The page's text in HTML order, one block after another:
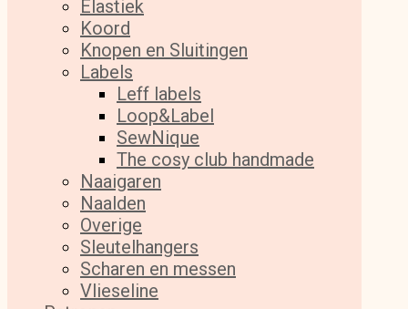
Elastiek
Koord
Knopen en Sluitingen
Labels
Leff labels
Loop&Label
SewNique
The cosy club handmade
Naaigaren
Naalden
Overige
Sleutelhangers
Scharen en messen
Vlieseline